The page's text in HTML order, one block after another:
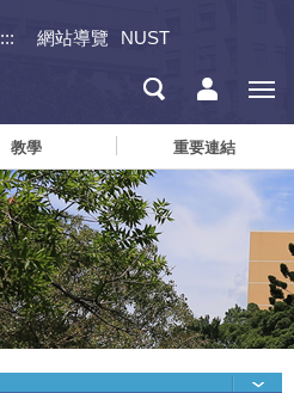
::: 網站導覽 NUST
教學 重要連結